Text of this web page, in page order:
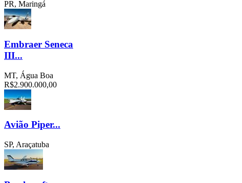
PR, Maringá
Embraer Seneca
III...
MT, Água Boa
R$2.900.000,00
Avião Piper...
SP, Araçatuba